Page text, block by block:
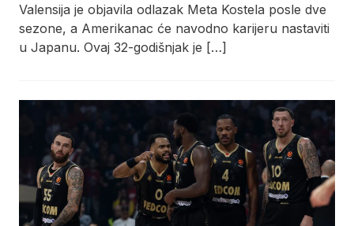
Valensija je objavila odlazak Meta Kostela posle dve
sezone, a Amerikanac će navodno karijeru nastaviti
u Japanu. Ovaj 32-godišnjak je […]